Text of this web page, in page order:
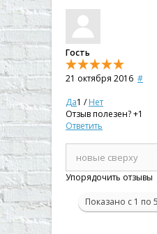
Гость
21 октября 2016 #
Да1 /Нет
Отзыв полезен?+1
Ответить
Упорядочить отзывы
Показано с 1 по